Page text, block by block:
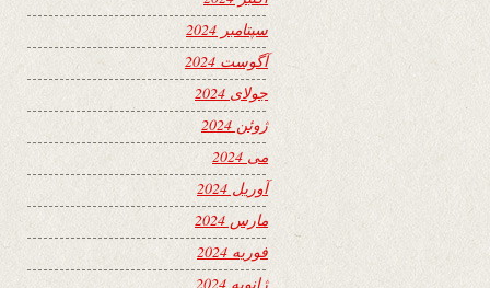
سپتامبر 2024
آگوست 2024
جولای 2024
ژوئن 2024
می 2024
آوریل 2024
مارس 2024
فوریه 2024
ژانویه 2024